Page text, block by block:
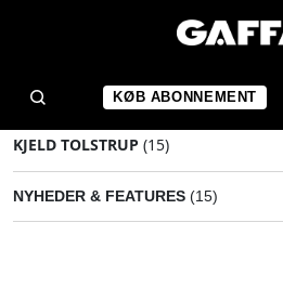
KØB ABONNEMENT
KJELD TOLSTRUP (15)
NYHEDER & FEATURES (15)